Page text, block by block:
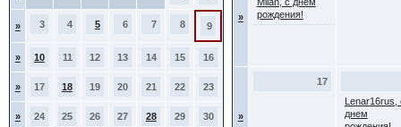
» 3 4 5 6 7 8 9
» 10 11 12 13 14 15 16
» 17 18 19 20 21 22 23
» 24 25 26 27 28 29 30
»
Milan, с днем
рождения!
»
17
Lenar16rus,
днем